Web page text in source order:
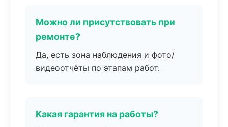
Можно ли присутствовать при
ремонте?
Да, есть зона наблюдения и фото/
видеоотчёты по этапам работ.
Какая гарантия на работы?